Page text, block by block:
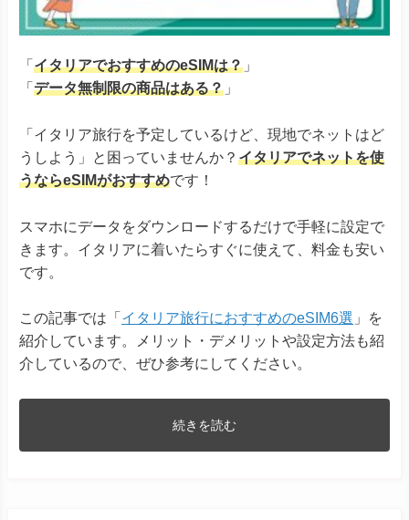
「 イタリアでおすすめのeSIMは？ 」
「 データ無制限の商品はある？ 」
「イタリア旅行を予定しているけど、現地でネットはど
うしよう」と困っていませんか？ イタリアでネットを使
うならeSIMがおすすめです！
スマホにデータをダウンロードするだけで手軽に設定で
きます。イタリアに着いたらすぐに使えて、料金も安い
です。
この記事では「 イタリア旅行におすすめのeSIM6選 」を
紹介しています。メリット・デメリットや設定方法も紹
介しているので、ぜひ参考にしてください。
続きを読む